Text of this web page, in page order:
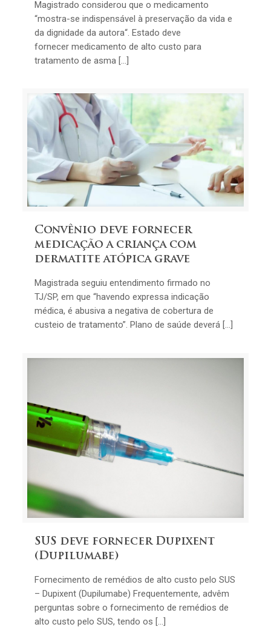
Magistrado considerou que o medicamento
“mostra-se indispensável à preservação da vida e
da dignidade da autora“. Estado deve
fornecer medicamento de alto custo para
tratamento de asma […]
Convênio deve fornecer
medicação a criança com
dermatite atópica grave
Magistrada seguiu entendimento firmado no
TJ/SP, em que “havendo expressa indicação
médica, é abusiva a negativa de cobertura de
custeio de tratamento”. Plano de saúde deverá […]
SUS deve fornecer Dupixent
(Dupilumabe)
Fornecimento de remédios de alto custo pelo SUS
– Dupixent (Dupilumabe) Frequentemente, advêm
perguntas sobre o fornecimento de remédios de
alto custo pelo SUS, tendo os […]